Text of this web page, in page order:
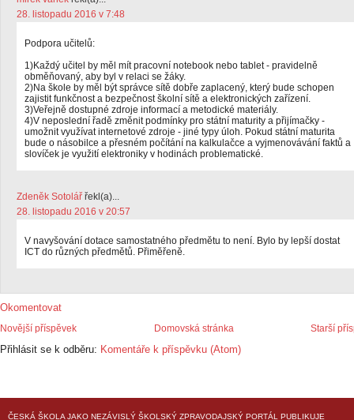
28. listopadu 2016 v 7:48
Podpora učitelů:
1)Každý učitel by měl mít pracovní notebook nebo tablet - pravidelně
obměňovaný, aby byl v relaci se žáky.
2)Na škole by měl být správce sítě dobře zaplacený, který bude schopen
zajistit funkčnost a bezpečnost školní sítě a elektronických zařízení.
3)Veřejně dostupné zdroje informací a metodické materiály.
4)V neposlední řadě změnit podmínky pro státní maturity a přijímačky -
umožnit využívat internetové zdroje - jiné typy úloh. Pokud státní maturita
bude o násobilce a přesném počítání na kalkulačce a vyjmenovávání faktů a
slovíček je využití elektroniky v hodinách problematické.
Zdeněk Sotolář řekl(a)...
28. listopadu 2016 v 20:57
V navyšování dotace samostatného předmětu to není. Bylo by lepší dostat
ICT do různých předmětů. Přiměřeně.
Okomentovat
Novější příspěvek Starší
Domovská stránka
Přihlásit se k odběru: Komentáře k příspěvku (Atom)
ČESKÁ ŠKOLA JAKO NEZÁVISLÝ ŠKOLSKÝ ZPRAVODAJSKÝ PORTÁL PUBLIKUJE